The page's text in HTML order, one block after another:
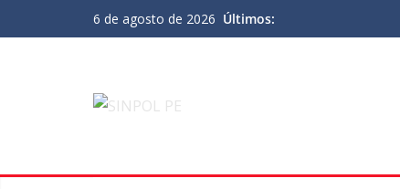
6 de agosto de 2026 Últimos: